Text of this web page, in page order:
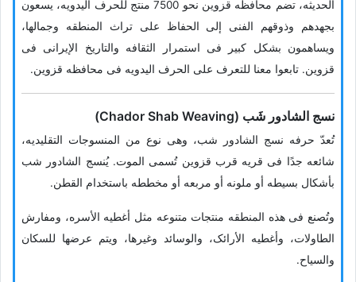
الحدیثه، تضم محافظه قزوین نحو 7500 منتج للحرف الیدویه، یسعون
بجهدهم وذوقهم الفنی إلى الحفاظ على تراث المنطقه وجمالها،
ویساهمون بشکل کبیر فی استمرار الثقافه والتاریخ الإیرانی فی
قزوین. تابعوا معنا للتعرف على الحرف الیدویه فی محافظه قزوین.
نسج الشادور شَب (Chador Shab Weaving)
تُعدّ حرفه نسج الشادور شب، وهی نوع من المنسوجات التقلیدیه،
شائعه جدًا فی قریه قرب قزوین تُسمى الموت. یُنسج الشادور شب
بأشکال بسیطه أو ملونه أو مربعه أو مخططه باستخدام القطن.
وتُصنع فی هذه المنطقه منتجات متنوعه مثل أغطیه الأسره، ومفارش
الطاولات، وأغطیه الأرائک، والوسائد وغیرها، ویتم عرضها للسکان
والسیاح.